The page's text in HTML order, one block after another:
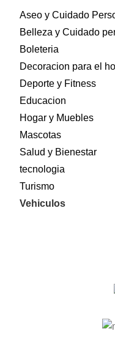
Aseo y Cuidado
Belleza y Cuidado
Boleteria
Decoracion para el
Deporte y Fitness
Educacion
Hogar y Muebles
Mascotas
Salud y Bienestar
tecnologia
Turismo
Vehiculos